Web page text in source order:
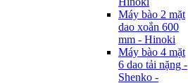
Máy bào 2 mặt
dao xoắn 600
mm - Hinoki
Máy bào 4 mặt
6 dao tải nặng -
Shenko -